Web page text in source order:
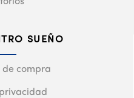
SUEÑO
de compra